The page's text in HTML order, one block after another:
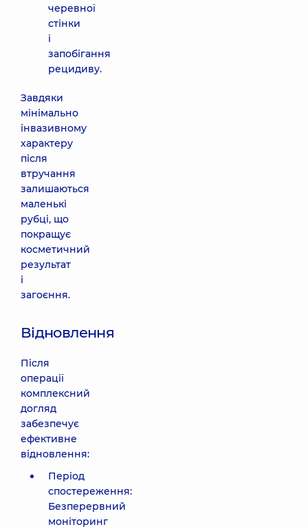
черевної
стінки
і
запобігання
рецидиву.
Завдяки
мінімально
інвазивному
характеру
після
втручання
залишаються
маленькі
рубці, що
покращує
косметичний
результат
і
загоєння.
Відновлення
Після
операції
комплексний
догляд
забезпечує
ефективне
відновлення:
Період
спостереження:
Безперервний
моніторинг